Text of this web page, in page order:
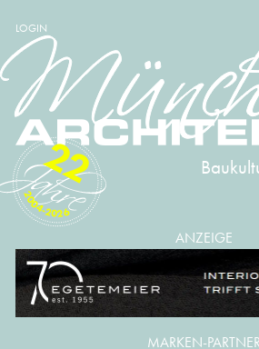
LOGIN
2004-2026
22
ANZEIGE